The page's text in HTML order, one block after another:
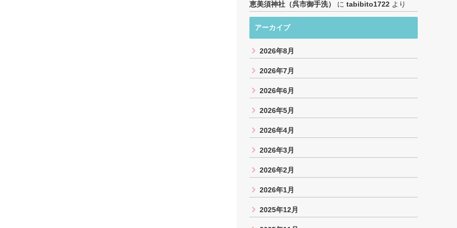
恵美須神社（呉市御手洗） に tabibito1722 より
アーカイブ
2026年8月
2026年7月
2026年6月
2026年5月
2026年4月
2026年3月
2026年2月
2026年1月
2025年12月